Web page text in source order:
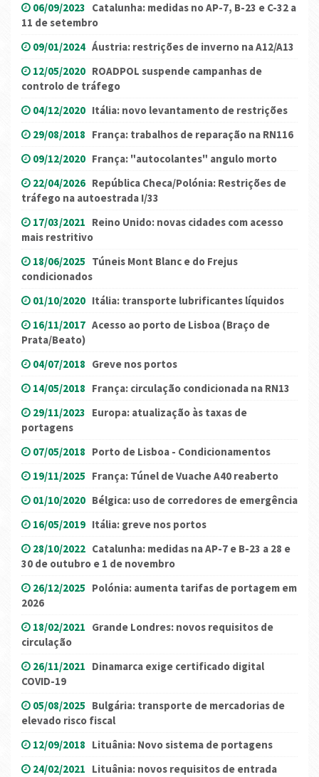
06/09/2023 Catalunha: medidas no AP-7, B-23 e C-32 a
11 de setembro
09/01/2024 Áustria: restrições de inverno na A12/A13
12/05/2020 ROADPOL suspende campanhas de
controlo de tráfego
04/12/2020 Itália: novo levantamento de restrições
29/08/2018 França: trabalhos de reparação na RN116
09/12/2020 França: "autocolantes" angulo morto
22/04/2026 República Checa/Polónia: Restrições de
tráfego na autoestrada I/33
17/03/2021 Reino Unido: novas cidades com acesso
mais restritivo
18/06/2025 Túneis Mont Blanc e do Frejus
condicionados
01/10/2020 Itália: transporte lubrificantes líquidos
16/11/2017 Acesso ao porto de Lisboa (Braço de
Prata/Beato)
04/07/2018 Greve nos portos
14/05/2018 França: circulação condicionada na RN13
29/11/2023 Europa: atualização às taxas de
portagens
07/05/2018 Porto de Lisboa - Condicionamentos
19/11/2025 França: Túnel de Vuache A40 reaberto
01/10/2020 Bélgica: uso de corredores de emergência
16/05/2019 Itália: greve nos portos
28/10/2022 Catalunha: medidas na AP-7 e B-23 a 28 e
30 de outubro e 1 de novembro
26/12/2025 Polónia: aumenta tarifas de portagem em
2026
18/02/2021 Grande Londres: novos requisitos de
circulação
26/11/2021 Dinamarca exige certificado digital
COVID-19
05/08/2025 Bulgária: transporte de mercadorias de
elevado risco fiscal
12/09/2018 Lituânia: Novo sistema de portagens
24/02/2021 Lituânia: novos requisitos de entrada